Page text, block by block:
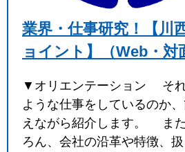
業界・仕事研究！【川
ョイント】（Web・対
▼オリエンテーション そ
ような仕事をしているのか
えながら紹介します。 ま
ろん、会社の沿革や特徴、